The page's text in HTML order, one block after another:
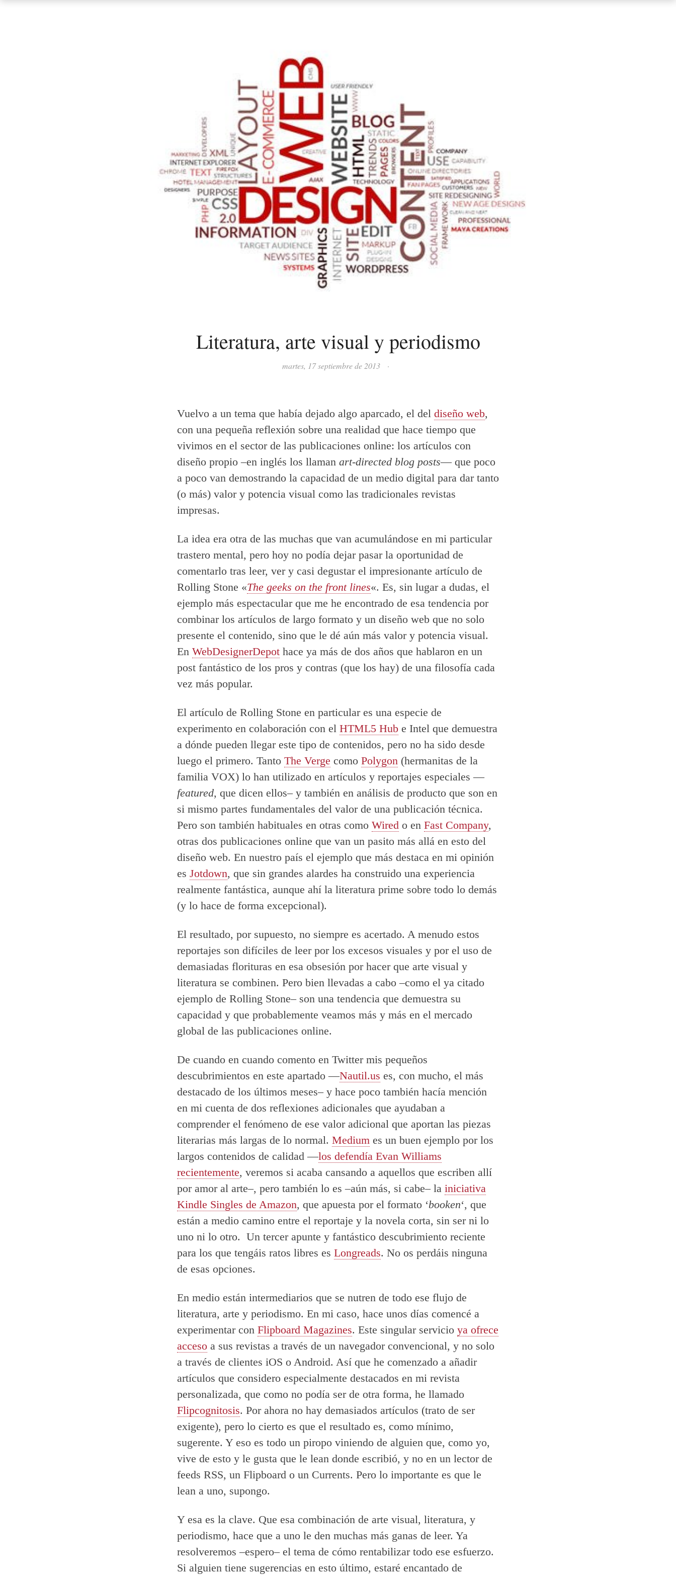
Literatura, arte visual y periodismo
martes, 17 septiembre de 2013 ·
Vuelvo a un tema que había dejado algo aparcado, el del diseño web,
con una pequeña reflexión sobre una realidad que hace tiempo que
vivimos en el sector de las publicaciones online: los artículos con
diseño propio –en inglés los llaman art-directed blog posts— que poco
a poco van demostrando la capacidad de un medio digital para dar tanto
(o más) valor y potencia visual como las tradicionales revistas
impresas.
La idea era otra de las muchas que van acumulándose en mi particular
trastero mental, pero hoy no podía dejar pasar la oportunidad de
comentarlo tras leer, ver y casi degustar el impresionante artículo de
Rolling Stone «The geeks on the front lines«. Es, sin lugar a dudas, el
ejemplo más espectacular que me he encontrado de esa tendencia por
combinar los artículos de largo formato y un diseño web que no solo
presente el contenido, sino que le dé aún más valor y potencia visual.
En WebDesignerDepot hace ya más de dos años que hablaron en un
post fantástico de los pros y contras (que los hay) de una filosofía cada
vez más popular.
El artículo de Rolling Stone en particular es una especie de
experimento en colaboración con el HTML5 Hub e Intel que demuestra
a dónde pueden llegar este tipo de contenidos, pero no ha sido desde
luego el primero. Tanto The Verge como Polygon (hermanitas de la
familia VOX) lo han utilizado en artículos y reportajes especiales —
featured, que dicen ellos– y también en análisis de producto que son en
si mismo partes fundamentales del valor de una publicación técnica.
Pero son también habituales en otras como Wired o en Fast Company,
otras dos publicaciones online que van un pasito más allá en esto del
diseño web. En nuestro país el ejemplo que más destaca en mi opinión
es Jotdown, que sin grandes alardes ha construido una experiencia
realmente fantástica, aunque ahí la literatura prime sobre todo lo demás
(y lo hace de forma excepcional).
El resultado, por supuesto, no siempre es acertado. A menudo estos
reportajes son difíciles de leer por los excesos visuales y por el uso de
demasiadas florituras en esa obsesión por hacer que arte visual y
literatura se combinen. Pero bien llevadas a cabo –como el ya citado
ejemplo de Rolling Stone– son una tendencia que demuestra su
capacidad y que probablemente veamos más y más en el mercado
global de las publicaciones online.
De cuando en cuando comento en Twitter mis pequeños
descubrimientos en este apartado —Nautil.us es, con mucho, el más
destacado de los últimos meses– y hace poco también hacía mención
en mi cuenta de dos reflexiones adicionales que ayudaban a
comprender el fenómeno de ese valor adicional que aportan las piezas
literarias más largas de lo normal. Medium es un buen ejemplo por los
largos contenidos de calidad —los defendía Evan Williams
recientemente, veremos si acaba cansando a aquellos que escriben allí
por amor al arte–, pero también lo es –aún más, si cabe– la iniciativa
Kindle Singles de Amazon, que apuesta por el formato ‘booken‘, que
están a medio camino entre el reportaje y la novela corta, sin ser ni lo
uno ni lo otro. Un tercer apunte y fantástico descubrimiento reciente
para los que tengáis ratos libres es Longreads. No os perdáis ninguna
de esas opciones.
En medio están intermediarios que se nutren de todo ese flujo de
literatura, arte y periodismo. En mi caso, hace unos días comencé a
experimentar con Flipboard Magazines. Este singular servicio ya ofrece
acceso a sus revistas a través de un navegador convencional, y no solo
a través de clientes iOS o Android. Así que he comenzado a añadir
artículos que considero especialmente destacados en mi revista
personalizada, que como no podía ser de otra forma, he llamado
Flipcognitosis. Por ahora no hay demasiados artículos (trato de ser
exigente), pero lo cierto es que el resultado es, como mínimo,
sugerente. Y eso es todo un piropo viniendo de alguien que, como yo,
vive de esto y le gusta que le lean donde escribió, y no en un lector de
feeds RSS, un Flipboard o un Currents. Pero lo importante es que le
lean a uno, supongo.
Y esa es la clave. Que esa combinación de arte visual, literatura, y
periodismo, hace que a uno le den muchas más ganas de leer. Ya
resolveremos –espero– el tema de cómo rentabilizar todo ese esfuerzo.
Si alguien tiene sugerencias en esto último, estaré encantado de